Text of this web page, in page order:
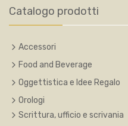
Catalogo prodotti
Accessori
Food and Beverage
Oggettistica e Idee Regalo
Orologi
Scrittura, ufficio e scrivania